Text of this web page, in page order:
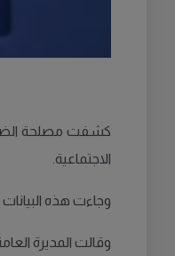
الاجتماعية.
وجاءت هذه البيانات ضمن
وقالت المديرة